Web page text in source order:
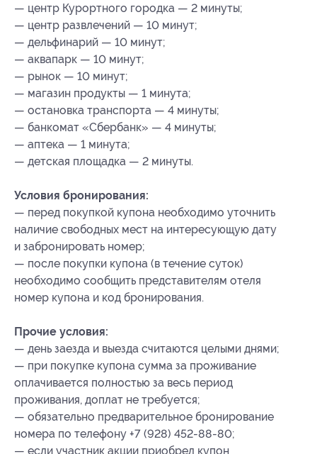
— центр Курортного городка — 2 минуты;
— центр развлечений — 10 минут;
— дельфинарий — 10 минут;
— аквапарк — 10 минут;
— рынок — 10 минут;
— магазин продукты — 1 минута;
— остановка транспорта — 4 минуты;
— банкомат «Сбербанк» — 4 минуты;
— аптека — 1 минута;
— детская площадка — 2 минуты.
Условия бронирования:
— перед покупкой купона необходимо уточнить
наличие свободных мест на интересующую дату
и забронировать номер;
— после покупки купона (в течение суток)
необходимо сообщить представителям отеля
номер купона и код бронирования.
Прочие условия:
— день заезда и выезда считаются целыми днями;
— при покупке купона сумма за проживание
оплачивается полностью за весь период
проживания, доплат не требуется;
— обязательно предварительное бронирование
номера по телефону +7 (928) 452-88-80;
— если участник акции приобрел купон